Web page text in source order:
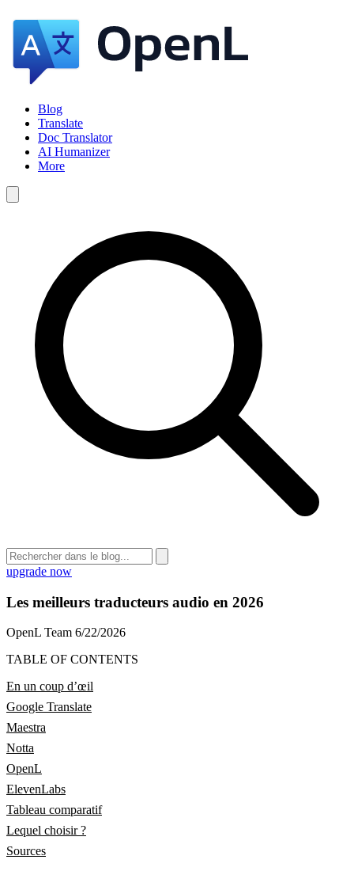
Blog
Translate
Doc Translator
AI Humanizer
More
upgrade now
Les meilleurs traducteurs audio en 2026
OpenL Team 6/22/2026
TABLE OF CONTENTS
En un coup d’œil
Google Translate
Maestra
Notta
OpenL
ElevenLabs
Tableau comparatif
Lequel choisir ?
Sources